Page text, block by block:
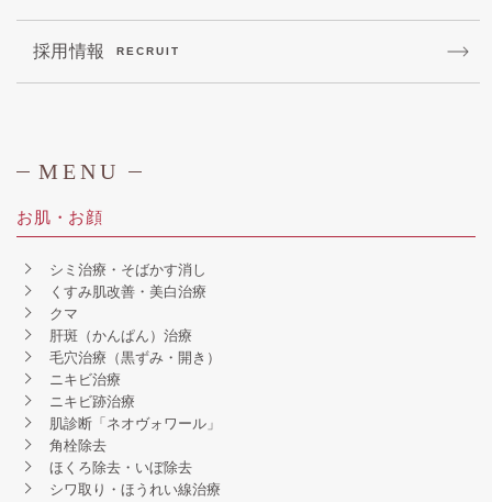
採用情報 RECRUIT
MENU
お肌・お顔
シミ治療・そばかす消し
くすみ肌改善・美白治療
クマ
肝斑（かんぱん）治療
毛穴治療（黒ずみ・開き）
ニキビ治療
ニキビ跡治療
肌診断「ネオヴォワール」
角栓除去
ほくろ除去・いぼ除去
シワ取り・ほうれい線治療